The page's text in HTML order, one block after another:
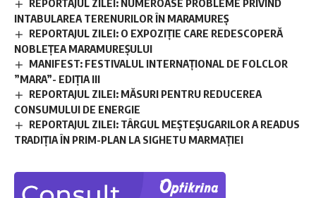
REPORTAJUL ZILEI: NUMEROASE PROBLEME PRIVIND
INTABULAREA TERENURILOR ÎN MARAMUREȘ
REPORTAJUL ZILEI: O EXPOZIȚIE CARE REDESCOPERĂ
NOBLEȚEA MARAMUREȘULUI
MANIFEST: FESTIVALUL INTERNAȚIONAL DE FOLCLOR
”MARA”- EDIȚIA III
REPORTAJUL ZILEI: MĂSURI PENTRU REDUCEREA
CONSUMULUI DE ENERGIE
REPORTAJUL ZILEI: TÂRGUL MEȘTEȘUGARILOR A READUS
TRADIȚIA ÎN PRIM-PLAN LA SIGHETU MARMAȚIEI